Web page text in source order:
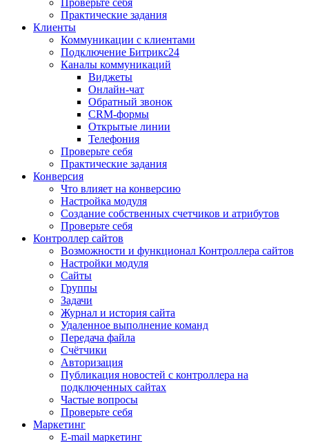
Проверьте себя
Практические задания
Клиенты
Коммуникации с клиентами
Подключение Битрикс24
Каналы коммуникаций
Виджеты
Онлайн-чат
Обратный звонок
CRM-формы
Открытые линии
Телефония
Проверьте себя
Практические задания
Конверсия
Что влияет на конверсию
Настройка модуля
Создание собственных счетчиков и атрибутов
Проверьте себя
Контроллер сайтов
Возможности и функционал Контроллера сайтов
Настройки модуля
Сайты
Группы
Задачи
Журнал и история сайта
Удаленное выполнение команд
Передача файла
Счётчики
Авторизация
Публикация новостей с контроллера на
подключенных сайтах
Частые вопросы
Проверьте себя
Маркетинг
E-mail маркетинг